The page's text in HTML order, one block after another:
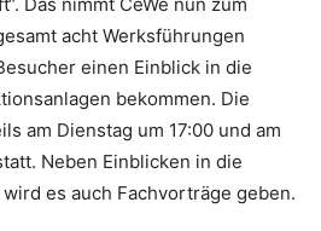
acht Werksführungen
einen Einblick in die
bekommen. Die
am Dienstag um 17:00 und am
Neben Einblicken in die
es auch Fachvorträge geben.